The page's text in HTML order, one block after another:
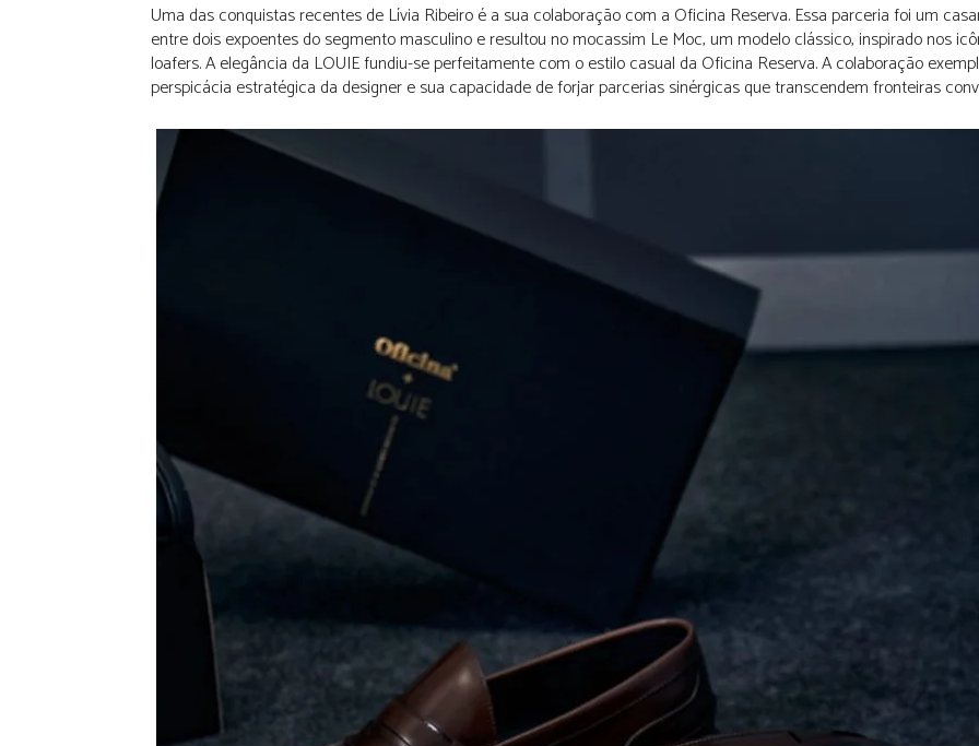
Uma das conquistas recentes de Lívia Ribeiro é a sua colaboração com a Oficina Reserva. Essa parceria foi um
entre dois expoentes do segmento masculino e resultou no mocassim Le Moc, um modelo clássico, inspirado nos
loafers. A elegância da LOUIE fundiu-se perfeitamente com o estilo casual da Oficina Reserva. A colaboração
perspicácia estratégica da designer e sua capacidade de forjar parcerias sinérgicas que transcendem fronteiras